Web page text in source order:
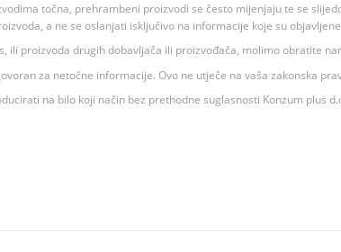
točna, prehrambeni proizvodi se često mijenjaju te se
a ne se oslanjati isključivo na informacije koje su
proizvoda drugih dobavljača ili proizvođača, molimo obratite
za netočne informacije. Ovo ne utječe na vaša zakonska
na bilo koji način bez prethodne suglasnosti Konzum plus